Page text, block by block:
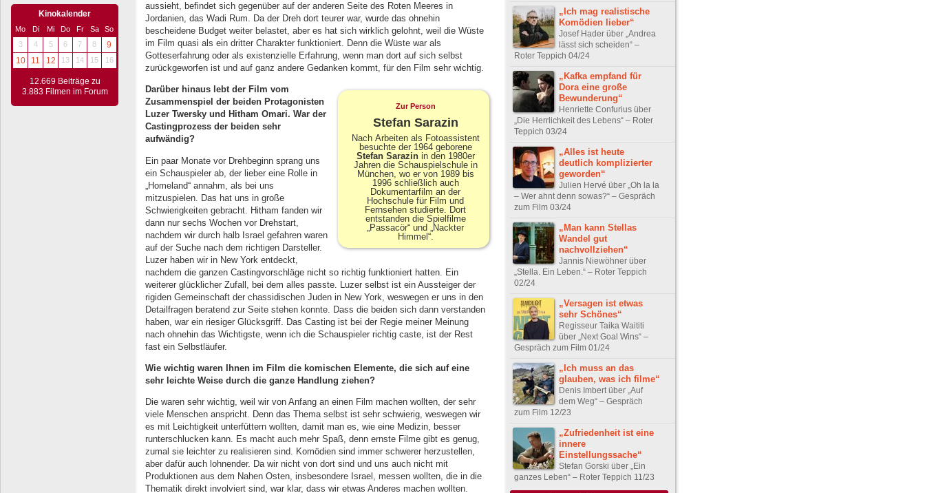
Kinokalender
Mo Di Mi Do Fr Sa
So
3
4 5 6 7 8
9
10
11 12 13 14 15 16
12.669 Beiträge zu
3.883 Filmen im Forum
aussieht, befindet sich gegenüber auf der anderen Seite des Roten Meeres in
Jordanien, das Wadi Rum. Da der Dreh dort teurer war, wurde das ohnehin
bescheidene Budget weiter belastet, aber es hat sich wirklich gelohnt, weil die Wüste
im Film quasi als ein dritter Charakter funktioniert. Denn die Wüste war als
Gotteserfahrung oder als existenzielle Erfahrung, wenn man dort auf sich selbst
zurückgeworfen ist und auf ganz andere Gedanken kommt, für den Film sehr wichtig.
Zur Person
Stefan Sarazin
Nach Arbeiten als Fotoassistent
besuchte der 1964 geborene
Stefan Sarazinin den 1980er
Jahren die Schauspielschule in
München, wo er von 1989 bis
1996 schließlich auch
Dokumentarfilm an der
Hochschule für Film und
Fernsehen studierte. Dort
entstanden die Spielfilme
„Passacör“ und „Nackter
Himmel“.
Darüber hinaus lebt der Film vom
Zusammenspiel der beiden Protagonisten
Luzer Twersky und Hitham Omari. War der
Castingprozess der beiden sehr
aufwändig?
Ein paar Monate vor Drehbeginn sprang uns
ein Schauspieler ab, der lieber eine Rolle in
„Homeland“ annahm, als bei uns
mitzuspielen. Das hat uns in große
Schwierigkeiten gebracht. Hitham fanden wir
dann nur sechs Wochen vor Drehstart,
nachdem wir durch halb Israel gefahren waren
auf der Suche nach dem richtigen Darsteller.
Luzer haben wir in New York entdeckt,
nachdem die ganzen Castingvorschläge nicht so richtig funktioniert hatten. Ein
weiterer glücklicher Zufall, bei dem alles passte. Luzer selbst ist ein Aussteiger der
rigiden Gemeinschaft der chassidischen Juden in New York, weswegen er uns in den
Detailfragen beratend zur Seite stehen konnte. Dass die beiden sich dann verstanden
haben, war ein riesiger Glücksgriff. Das Casting ist bei der Regie meiner Meinung
nach ohnehin das Wichtigste, wenn ich die Schauspieler richtig caste, ist der Rest
fast ein Selbstläufer.
Wie wichtig waren Ihnen im Film die komischen Elemente, die sich auf eine
sehr leichte Weise durch die ganze Handlung ziehen?
Die waren sehr wichtig, weil wir von Anfang an einen Film machen wollten, der sehr
viele Menschen anspricht. Denn das Thema selbst ist sehr schwierig, weswegen wir
es mit Leichtigkeit unterfüttern wollten, damit man es, wie eine Medizin, besser
runterschlucken kann. Es macht auch mehr Spaß, denn ernste Filme gibt es genug,
zumal sie leichter zu realisieren sind. Komödien sind immer schwerer herzustellen,
aber dafür auch lohnender. Da wir nicht von dort sind und uns auch nicht mit
Produktionen aus dem Nahen Osten, insbesondere Israel, messen wollten, die in die
Thematik direkt involviert sind, war klar, dass wir etwas Anderes machen wollten.
„Ich mag realistische
Komödien lieber“
Josef Hader über „Andrea
lässt sich scheiden“ –
Roter Teppich 04/24
„Kafka empfand für
Dora eine große
Bewunderung“
Henriette Confurius über
„Die Herrlichkeit des Lebens“ – Roter
Teppich 03/24
„Alles ist heute
deutlich komplizierter
geworden“
Julien Hervé über „Oh la la
– Wer ahnt denn sowas?“ – Gespräch
zum Film 03/24
„Man kann Stellas
Wandel gut
nachvollziehen“
Jannis Niewöhner über
„Stella. Ein Leben.“ – Roter Teppich
02/24
„Versagen ist etwas
sehr Schönes“
Regisseur Taika Waititi
über „Next Goal Wins“ –
Gespräch zum Film 01/24
„Ich muss an das
glauben, was ich filme“
Denis Imbert über „Auf
dem Weg“ – Gespräch
zum Film 12/23
„Zufriedenheit ist eine
innere
Einstellungssache“
Stefan Gorski über „Ein
ganzes Leben“ – Roter Teppich 11/23